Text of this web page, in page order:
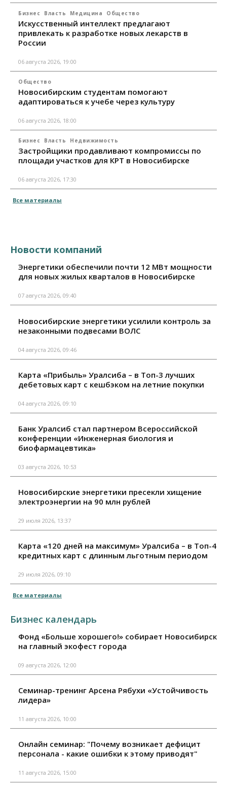
Бизнес Власть Медицина Общество
Искусственный интеллект предлагают
привлекать к разработке новых лекарств в
России
06 августа 2026, 19:00
Общество
Новосибирским студентам помогают
адаптироваться к учебе через культуру
06 августа 2026, 18:00
Бизнес Власть Недвижимость
Застройщики продавливают компромиссы по
площади участков для КРТ в Новосибирске
06 августа 2026, 17:30
Все материалы
Новости компаний
Энергетики обеспечили почти 12 МВт мощности
для новых жилых кварталов в Новосибирске
07 августа 2026, 09:40
Новосибирские энергетики усилили контроль за
незаконными подвесами ВОЛС
04 августа 2026, 09:46
Карта «Прибыль» Уралсиба – в Топ-3 лучших
дебетовых карт с кешбэком на летние покупки
04 августа 2026, 09:10
Банк Уралсиб стал партнером Всероссийской
конференции «Инженерная биология и
биофармацевтика»
03 августа 2026, 10:53
Новосибирские энергетики пресекли хищение
электроэнергии на 90 млн рублей
29 июля 2026, 13:37
Карта «120 дней на максимум» Уралсиба – в Топ-4
кредитных карт с длинным льготным периодом
29 июля 2026, 09:10
Все материалы
Бизнес календарь
Фонд «Больше хорошего!» собирает Новосибирск
на главный экофест города
09 августа 2026, 12:00
Семинар-тренинг Арсена Рябухи «Устойчивость
лидера»
11 августа 2026, 10:00
Онлайн семинар: "Почему возникает дефицит
персонала - какие ошибки к этому приводят"
11 августа 2026, 15:00